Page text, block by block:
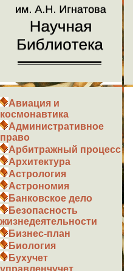
Авиация и
космонавтика
Административное
право
Арбитражный процесс
Архитектура
Астрология
Астрономия
Банковское дело
Безопасность
жизнедеятельности
Бизнес-план
Биология
Бухучет
управленчучет